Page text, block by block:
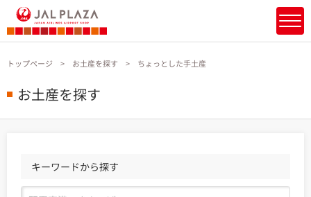
トップページ お土産を探す ちょっとした手土産
お土産を探す
キーワードから探す